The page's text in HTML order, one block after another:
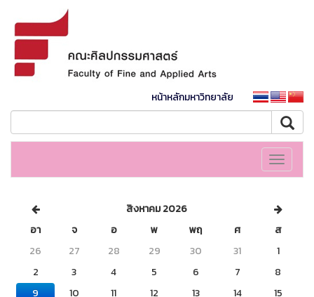
หน้าหลักมหาวิทยาลัย
Toggle
สิงหาคม 2026
อา
จ อ พ พฤ ศ
ส
26
27 28 29 30 31
1
2
3 4 5 6 7
8
9
10 11 12 13 14
15